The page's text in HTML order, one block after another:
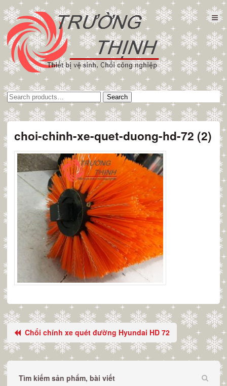
Tìm
kiếm:
Search
choi-chinh-xe-quet-duong-hd-72 (2)
Chổi chính xe quét đường Hyundai HD 72
Tìm kiếm sản phẩm, bài viết